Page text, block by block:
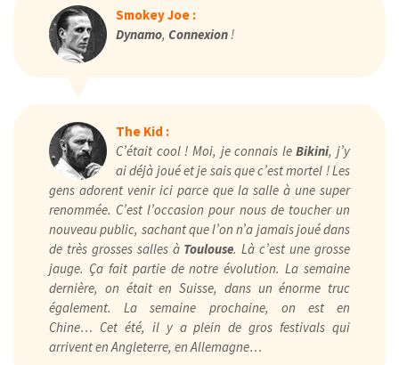
Smokey Joe :
Dynamo, Connexion!
The Kid :
C’était cool ! Moi, je connais leBikini, j’y
ai déjà joué et je sais que c’est mortel ! Les
gens adorent venir ici parce que la salle à une super
renommée. C’est l’occasion pour nous de toucher un
nouveau public, sachant que l’on n’a jamais joué dans
de très grosses salles à Toulouse. Là c’est une grosse
jauge. Ça fait partie de notre évolution. La semaine
dernière, on était en Suisse, dans un énorme truc
également. La semaine prochaine, on est en
Chine… Cet été, il y a plein de gros festivals qui
arrivent en Angleterre, en Allemagne…